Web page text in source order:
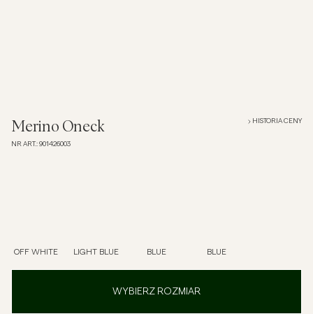
Koszule
T-shirty
Bielizna
Merino Oneck
NR ART.: 901426003
HISTORIA CENY
OFF WHITE LIGHT BLUE BLUE BLUE
WYBIERZ ROZMIAR